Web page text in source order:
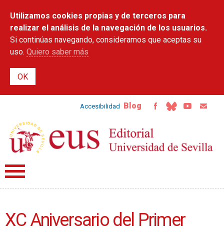
contenido
principal
Utilizamos cookies propias y de terceros para
realizar el análisis de la navegación de los usuarios.
Si continúas navegando, consideramos que aceptas su
uso. Quiero saber más
Accesibilidad Blog
XC Aniversario del Primer